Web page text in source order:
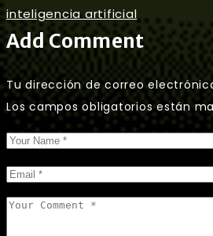
inteligencia artificial
Add Comment
Tu dirección de correo
Los campos obligatorios están